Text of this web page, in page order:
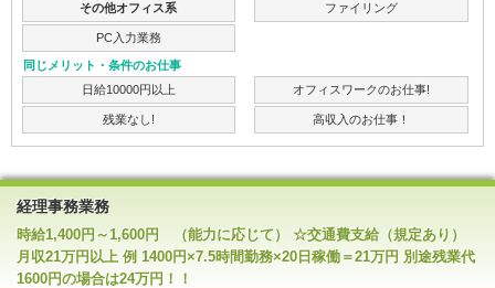
その他オフィス系
ファイリング
PC入力業務
同じメリット・条件のお仕事
日給10000円以上
オフィスワークのお仕事!
残業なし! 高収入のお仕事！
経理事務業務
時給1,400円～1,600円 （能力に応じて） ☆交通費支給（規定あり）
月収21万円以上 例 1400円×7.5時間勤務×20日稼働＝21万円 別途残業代
1600円の場合は24万円！！